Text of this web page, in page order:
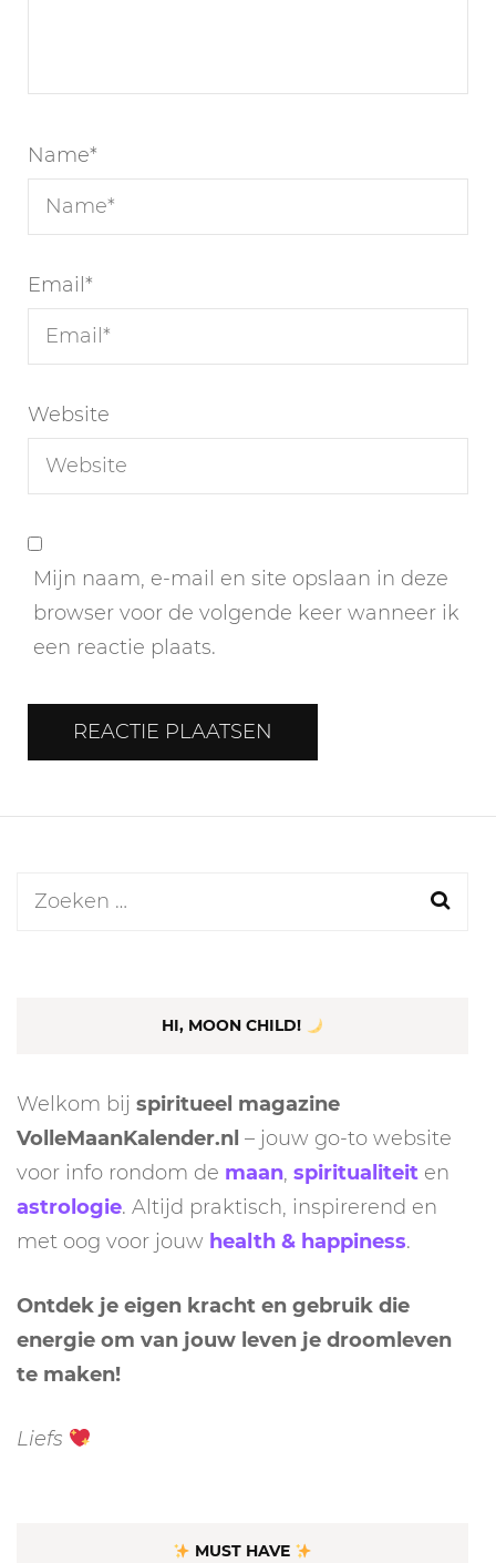
Name*
Email*
Website
Mijn naam, e-mail en site opslaan in deze
browser voor de volgende keer wanneer ik
een reactie plaats.
Zoeken
HI, MOON CHILD!
Welkom bij spiritueel magazine
VolleMaanKalender.nl – jouw go-to website
voor info rondom de maan, spiritualiteit en
astrologie. Altijd praktisch, inspirerend en
met oog voor jouw health & happiness.
Ontdek je eigen kracht en gebruik die
energie om van jouw leven je droomleven
te maken!
Liefs
MUST HAVE